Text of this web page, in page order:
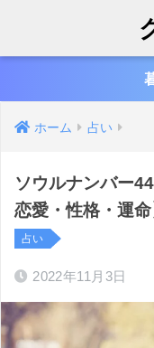
ホーム 占い
ソウルナンバー
恋愛・性格・運命
占い
2022年11月3日